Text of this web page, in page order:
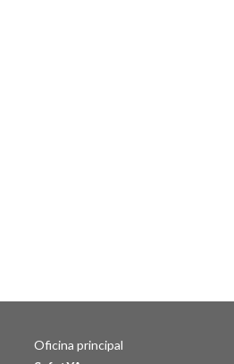
Oficina principal